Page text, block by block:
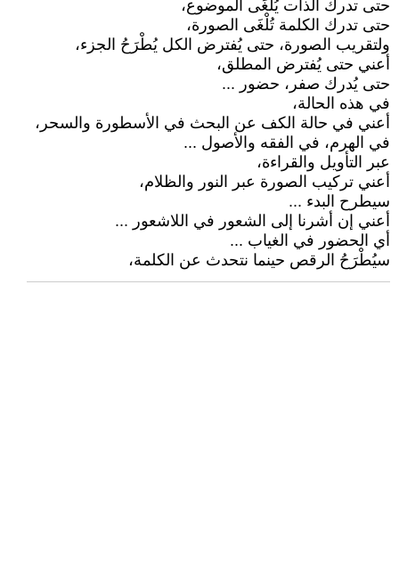
حتى تدرك الذات يُلْغَى الموضوع،
حتى تدرك الكلمة تُلْغَى الصورة،
ولتقريب الصورة، حتى يُفترض الكل يُطْرَحُ الجزء،
أعني حتى يُفترض المطلق،
حتى يُدرك صفر، حضور ...
في هذه الحالة،
أعني في حالة الكف عن البحث في الأسطورة والسحر،
في الهرم، في الفقه والأصول ...
عبر التأويل والقراءة،
أعني تركيب الصورة عبر النور والظلام،
سيطرح البدء ...
أعني إن أشرنا إلى الشعور في اللاشعور ...
أي الحضور في الغياب ...
سيُطْرَحُ الرقص حينما نتحدث عن الكلمة،